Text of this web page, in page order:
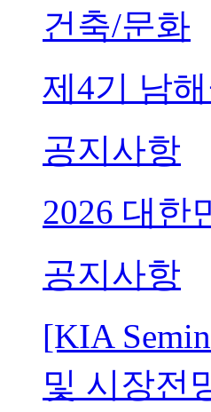
건축/문화
제4기 남
공지사항
2026 대한
공지사항
[KIA
및 시장전